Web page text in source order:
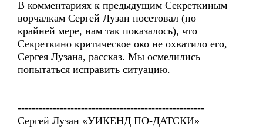
В комментариях к предыдущим Секреткиным
ворчалкам Сергей Лузан посетовал (по
крайней мере, нам так показалось), что
Секреткино критическое око не охватило его,
Сергея Лузана, рассказ. Мы осмелились
попытаться исправить ситуацию.
-----------------------------------------------------
Сергей Лузан «УИКЕНД ПО-ДАТСКИ»